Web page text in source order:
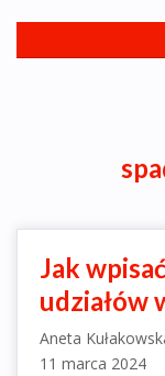
Jak
udziałów
Aneta
11 marca 2024